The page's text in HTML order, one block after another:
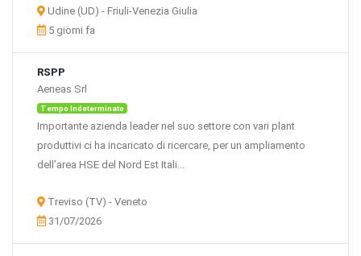
Alberghi e ristoranti
Trasporti
Telecomunicazioni (servizi)
Banche e parabancario
Assicurazioni
Informatica, software, servizi EDP e attività connesse
Pubblica amministrazione
Istruzione
Altre attività dei servizi
Elettrodomestici
Udine (UD) - Friuli-Venezia Giulia
5 giorni fa
RSPP
Aeneas Srl
Tempo Indeterminato
Importante azienda leader nel suo settore con vari plant
produttivi ci ha incaricato di ricercare, per un ampliamento
dell’area HSE del Nord Est Itali...
Treviso (TV) - Veneto
31/07/2026